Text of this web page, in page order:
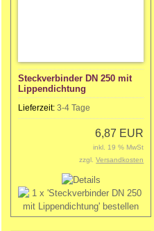
Steckverbinder DN 250 mit
Lippendichtung
Lieferzeit: 3-4 Tage
6,87 EUR
inkl. 19 % MwSt
zzgl.Versandkosten